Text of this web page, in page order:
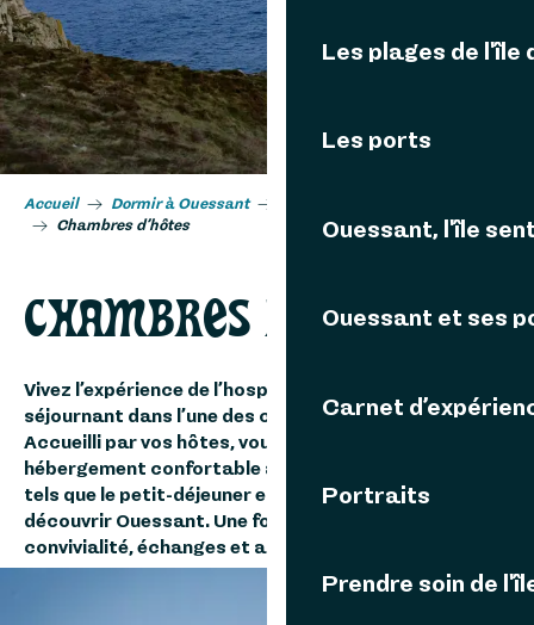
Les plages de l'île
Les ports
Ouessant, l'île
Ouessant et ses
Carnet
Portraits
Prendre soin de
Accueil Dormir à Ouessant
Chambres d’hôtes
CHAMBRES D’HÔTES
Vivez l’expérience de l’hospitalité ouessantine en
séjournant dans l’une des chambres d’hôtes de l’île.
Accueilli par vos hôtes, vous profiterez d’un
hébergement confortable accompagné de services
tels que le petit-déjeuner et de précieux conseils pour
découvrir Ouessant. Une formule idéale pour allier
convivialité, échanges et authenticité.